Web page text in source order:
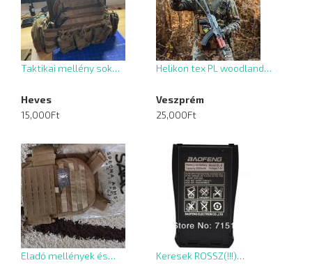
Taktikai mellény sok…
Heves
15,000Ft
Helikon tex PL woodland…
Veszprém
25,000Ft
Eladó mellények és… Keresek ROSSZ(!!!)…